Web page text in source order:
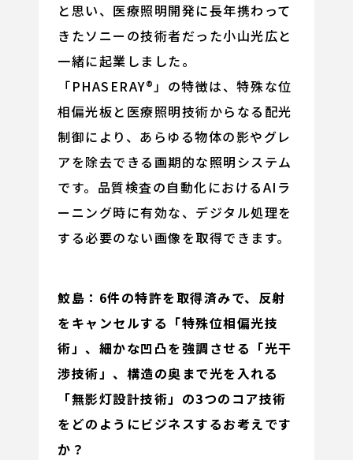
と思い、医療照明開発に長年携わって
きたソニーの技術者だった小山光広と
一緒に起業しました。
「PHASERAY®」の特徴は、特殊な位
相偏光板と医療照明技術からなる配光
制御により、あらゆる物体の影やグレ
アを除去できる画期的な照明システム
です。品質検査の自動化におけるAIラ
ーニング時に有効な、デジタル処理を
する必要のない画像を取得できます。
鮫島：6件の特許を取得済みで、反射
をキャンセルする「特殊位相偏光技
術」、細かな凹凸を強調させる「光干
渉技術」、構造の奥まで光を入れる
「無影灯設計技術」の3つのコア技術
をどのようにビジネスするお考えです
か？